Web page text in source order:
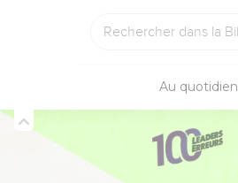
Au quotidien